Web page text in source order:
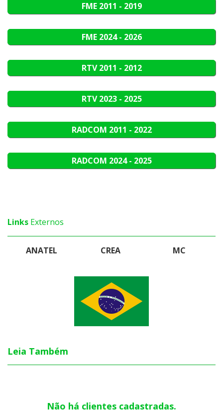
FME 2011 - 2019
FME 2024 - 2026
RTV2011 - 2012
RTV2023 - 2025
RADCOM 2011 - 2022
RADCOM 2024 - 2025
Links Externos
ANATEL CREA MC
Leia Também
Não há clientes cadastradas.